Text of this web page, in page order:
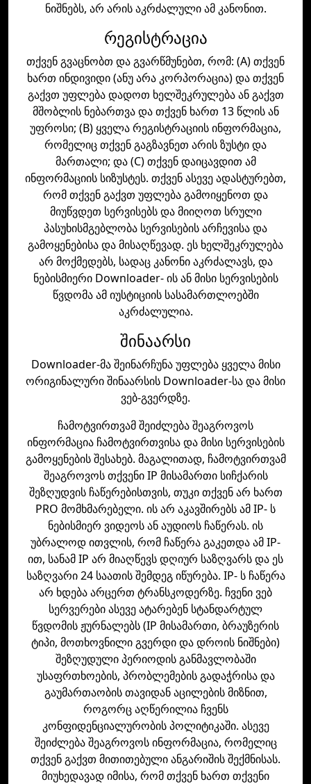
ნიშნებს, არ არის აკრძალული ამ კანონით.
რეგისტრაცია
თქვენ გვაცნობთ და გვარწმუნებთ, რომ: (A) თქვენ
ხართ ინდივიდი (ანუ არა კორპორაცია) და თქვენ
გაქვთ უფლება დადოთ ხელშეკრულება ან გაქვთ
მშობლის ნებართვა და თქვენ ხართ 13 წლის ან
უფროსი; (B) ყველა რეგისტრაციის ინფორმაცია,
რომელიც თქვენ გაგზავნეთ არის ზუსტი და
მართალი; და (C) თქვენ დაიცავდით ამ
ინფორმაციის სიზუსტეს. თქვენ ასევე ადასტურებთ,
რომ თქვენ გაქვთ უფლება გამოიყენოთ და
მიუწვდეთ სერვისებს და მიიღოთ სრული
პასუხისმგებლობა სერვისების არჩევისა და
გამოყენებისა და მისაღწევად. ეს ხელშეკრულება
არ მოქმედებს, სადაც კანონი აკრძალავს, და
ნებისმიერი Downloader- ის ან მისი სერვისების
წვდომა ამ იუსტიციის სასამართლოებში
აკრძალულია.
შინაარსი
Downloader-მა შეინარჩუნა უფლება ყველა მისი
ორიგინალური შინაარსის Downloader-სა და მისი
ვებ-გვერდზე.
ჩამოტვირთვამ შეიძლება შეაგროვოს
ინფორმაცია ჩამოტვირთვისა და მისი სერვისების
გამოყენების შესახებ. მაგალითად, ჩამოტვირთვამ
შეაგროვოს თქვენი IP მისამართი სიჩქარის
შეზღუდვის ჩაწერებისთვის, თუკი თქვენ არ ხართ
PRO მომხმარებელი. ის არ აკავშირებს ამ IP- ს
ნებისმიერ ვიდეოს ან აუდიოს ჩაწერას. ის
უბრალოდ ითვლის, რომ ჩაწერა გაკეთდა ამ IP-
ით, სანამ IP არ მიაღწევს დღიურ საზღვარს და ეს
საზღვარი 24 საათის შემდეგ იწურება. IP- ს ჩაწერა
არ ხდება არცერთ ტრანსკოდერზე. ჩვენი ვებ
სერვერები ასევე ატარებენ სტანდარტულ
წვდომის ჟურნალებს (IP მისამართი, ბრაუზერის
ტიპი, მოთხოვნილი გვერდი და დროის ნიშნები)
შეზღუდული პერიოდის განმავლობაში
უსაფრთხოების, პრობლემების გადაჭრისა და
გაუმართაობის თავიდან აცილების მიზნით,
როგორც აღწერილია ჩვენს
კონფიდენციალურობის პოლიტიკაში. ასევე
შეიძლება შეაგროვოს ინფორმაცია, რომელიც
თქვენ გაქვთ მითითებული ანგარიშის შექმნისას.
მიუხედავად იმისა, რომ თქვენ ხართ თქვენი